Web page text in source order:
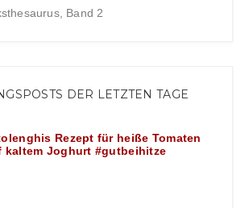
Band 2
DER LETZTEN TAGE
Rezept für heiße Tomaten
kaltem Joghurt #gutbeihitze